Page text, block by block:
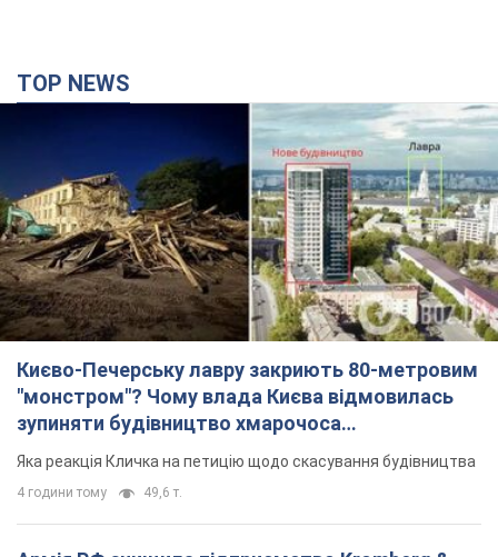
TOP NEWS
Києво-Печерську лавру закриють 80-метровим
"монстром"? Чому влада Києва відмовилась
зупиняти будівництво хмарочоса
"московського вірянина"
Яка реакція Кличка на петицію щодо скасування будівництва
4 години тому 49,6 т.